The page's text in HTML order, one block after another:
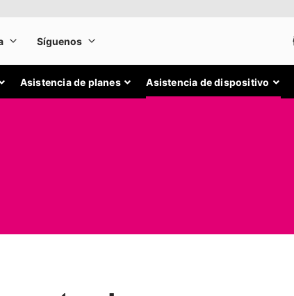
Asistencia de planes Asistencia de dispositivo